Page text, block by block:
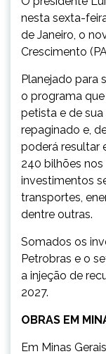
nesta sexta-
de Janeiro, o
Crescimento
Planejado para
o programa
petista e de sua
repaginado e,
poderá resultar
240 bilhões
investimentos
transportes,
dentre outras.
Somados os
Petrobras e o
a injeção de
2027.
OBRAS EM
Em Minas